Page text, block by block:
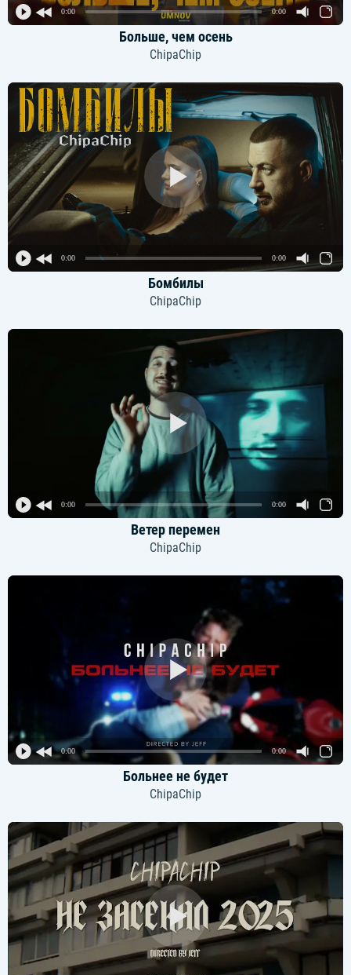
0:00 0:00
Больше, чем осень
ChipaChip
0:00 0:00
Бомбилы
ChipaChip
0:00 0:00
Ветер перемен
ChipaChip
0:00 0:00
Больнее не будет
ChipaChip